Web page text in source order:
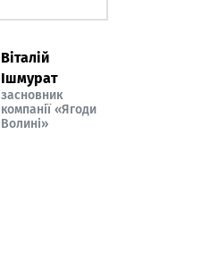
Віталій
Ішмурат
засновник
компанії «Ягоди
Волині»